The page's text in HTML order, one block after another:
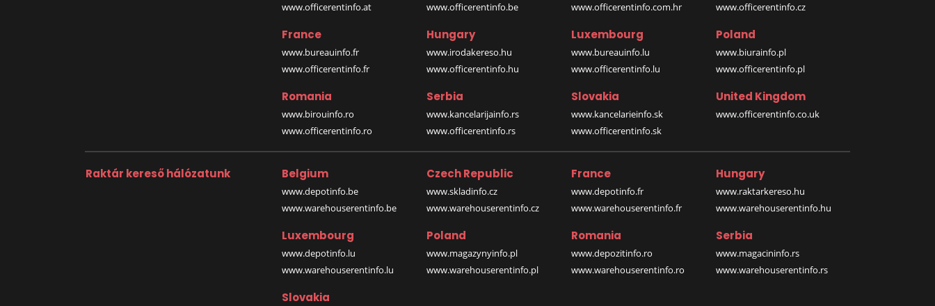
www.officerentinfo.at
www.officerentinfo.be
www.officerentinfo.com.hr
www.officerentinfo.cz
France
www.bureauinfo.fr
www.officerentinfo.fr
Hungary
www.irodakereso.hu
www.officerentinfo.hu
Luxembourg
www.bureauinfo.lu
www.officerentinfo.lu
Poland
www.biurainfo.pl
www.officerentinfo.pl
Romania
www.birouinfo.ro
www.officerentinfo.ro
Serbia
www.kancelarijainfo.rs
www.officerentinfo.rs
Slovakia
www.kancelarieinfo.sk
www.officerentinfo.sk
United Kingdom
www.officerentinfo.co.uk
Raktár kereső hálózatunk Belgium
www.depotinfo.be
www.warehouserentinfo.be
Czech Republic
www.skladinfo.cz
www.warehouserentinfo.cz
France
www.depotinfo.fr
www.warehouserentinfo.fr
Hungary
www.raktarkereso.hu
www.warehouserentinfo.hu
Luxembourg
www.depotinfo.lu
www.warehouserentinfo.lu
Poland
www.magazynyinfo.pl
www.warehouserentinfo.pl
Romania
www.depozitinfo.ro
www.warehouserentinfo.ro
Serbia
www.magacininfo.rs
www.warehouserentinfo.rs
Slovakia